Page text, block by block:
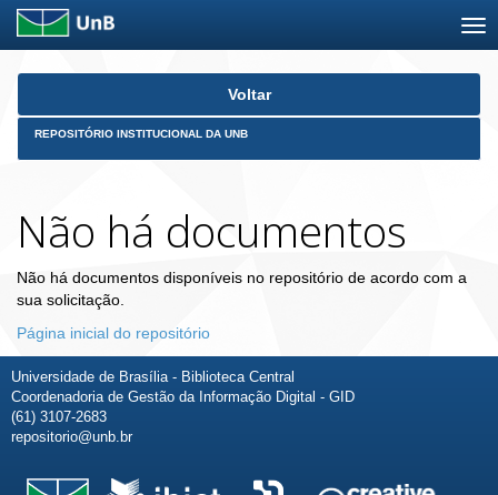
Skip
Voltar
REPOSITÓRIO INSTITUCIONAL DA UNB
Não há documentos
Não há documentos disponíveis no repositório de acordo com a
sua solicitação.
Página inicial do repositório
Universidade de Brasília - Biblioteca Central
Coordenadoria de Gestão da Informação Digital - GID
(61) 3107-2683
repositorio@unb.br